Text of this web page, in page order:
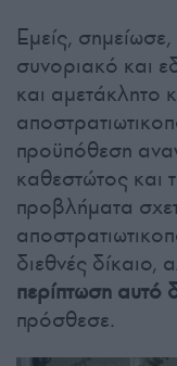
Εμείς, σημείωσε,
συνοριακό και
και αμετάκλητο
προϋπόθεση
καθεστώτος και
προβλήματα
διεθνές δίκαιο,
περίπτωση αυτό
πρόσθεσε.